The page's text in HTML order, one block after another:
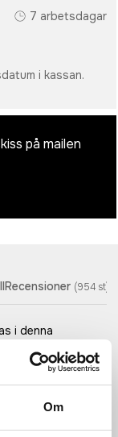
Om
7 arbetsdagar
i kassan.
på mailen
Recensioner (954 st)
i denna
20% baserat
Den